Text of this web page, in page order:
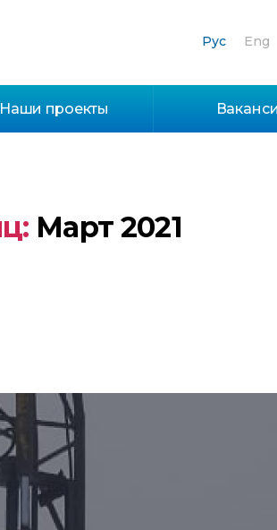
Рус Eng
Наши проекты
Март 2021